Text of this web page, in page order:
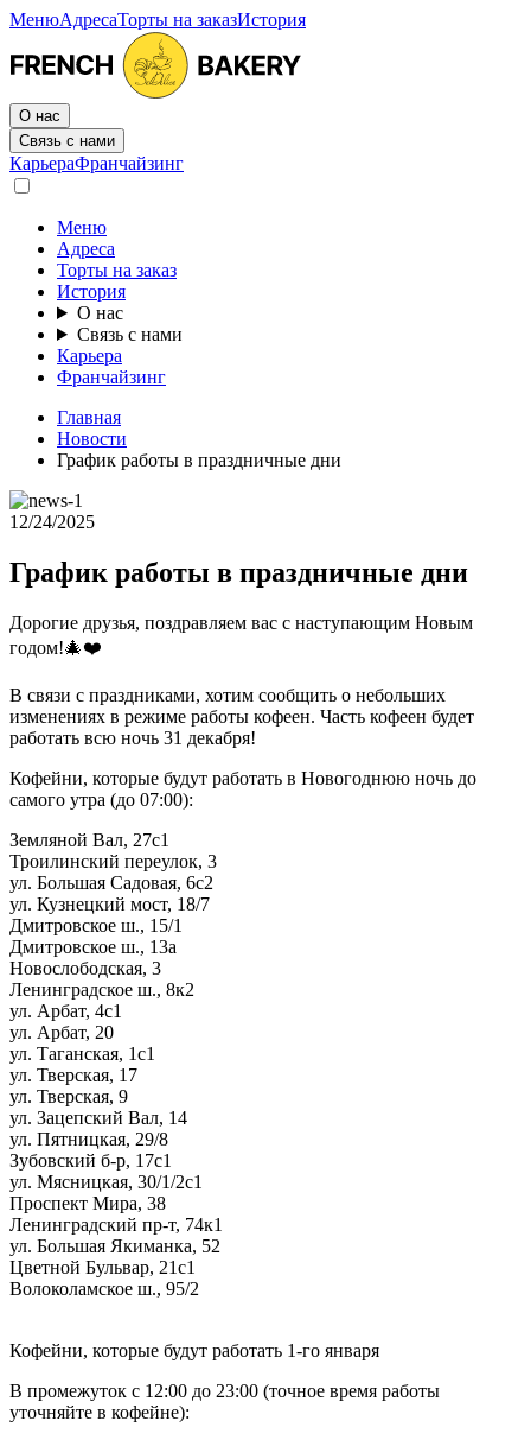
МенюАдресаТорты на заказИстория
О нас
Связь с нами
КарьераФранчайзинг
Меню
Адреса
Торты на заказ
История
О нас
Связь с нами
Карьера
Франчайзинг
Главная
Новости
График работы в праздничные дни
12/24/2025
График работы в праздничные дни
Дорогие друзья, поздравляем вас с наступающим Новым
годом!🎄❤️
В связи с праздниками, хотим сообщить о небольших
изменениях в режиме работы кофеен. Часть кофеен будет
работать всю ночь 31 декабря!
Кофейни, которые будут работать в Новогоднюю ночь до
самого утра (до 07:00):
Земляной Вал, 27с1
Троилинский переулок, 3
ул. Большая Садовая, 6с2
ул. Кузнецкий мост, 18/7
Дмитровское ш., 15/1
Дмитровское ш., 13а
Новослободская, 3
Ленинградское ш., 8к2
ул. Арбат, 4с1
ул. Арбат, 20
ул. Таганская, 1с1
ул. Тверская, 17
ул. Тверская, 9
ул. Зацепский Вал, 14
ул. Пятницкая, 29/8
Зубовский б-р, 17с1
ул. Мясницкая, 30/1/2с1
Проспект Мира, 38
Ленинградский пр-т, 74к1
ул. Большая Якиманка, 52
Цветной Бульвар, 21с1
Волоколамское ш., 95/2
Кофейни, которые будут работать 1-го января
В промежуток с 12:00 до 23:00 (точное время работы
уточняйте в кофейне):